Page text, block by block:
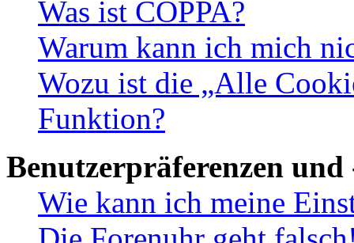
Was ist COPPA?
Warum kann ich mich
Wozu ist die „Alle
Funktion?
Benutzerpräferenzen und
Wie kann ich meine